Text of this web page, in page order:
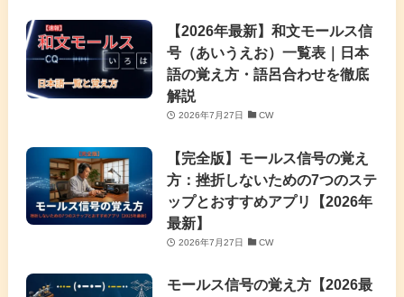
【2026年最新】和文モールス信
号（あいうえお）一覧表｜日本
語の覚え方・語呂合わせを徹底
解説
2026年7月27日 CW
【完全版】モールス信号の覚え
方：挫折しないための7つのステ
ップとおすすめアプリ【2026年
最新】
2026年7月27日 CW
モールス信号の覚え方【2026最